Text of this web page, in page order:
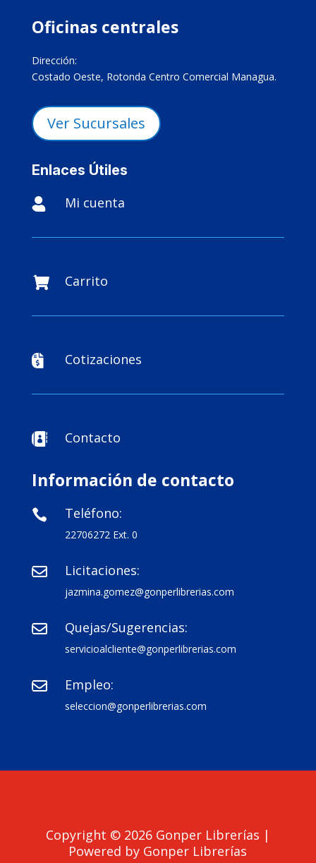
Oficinas centrales
Dirección:
Costado Oeste, Rotonda Centro Comercial Managua.
Ver Sucursales
Enlaces Útiles
 Mi cuenta
 Carrito
 Cotizaciones
 Contacto
Información de contacto
 Teléfono:
22706272 Ext. 0
 Licitaciones:
jazmina.gomez@gonperlibrerias.com
 Quejas/Sugerencias:
servicioalcliente@gonperlibrerias.com
 Empleo:
seleccion@gonperlibrerias.com
Copyright © 2026 Gonper Librerías |
Powered by Gonper Librerías